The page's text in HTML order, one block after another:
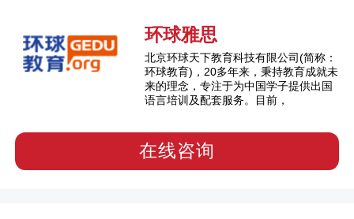
环球雅思
北京环球天下教育科技有限公司(简称：
环球教育)，20多年来，秉持教育成就未
来的理念，专注于为中国学子提供出国
语言培训及配套服务。目前，
在线咨询